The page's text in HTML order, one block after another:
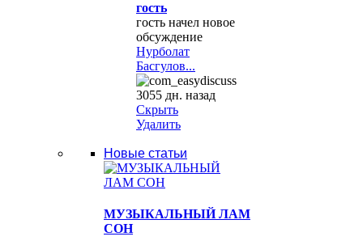
гость
гость начел новое
обсуждение
Нурболат
Басгулов...
3055 дн. назад
Скрыть
Удалить
Новые статьи
МУЗЫКАЛЬНЫЙ ЛАМ
СОН